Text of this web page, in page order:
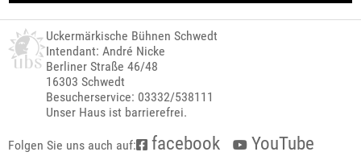
Uckermärkische Bühnen Schwedt
Intendant: André Nicke
Berliner Straße 46/48
16303 Schwedt
Besucherservice: 03332/538111
Unser Haus ist barrierefrei.
Folgen Sie uns auch auf: facebook
YouTube